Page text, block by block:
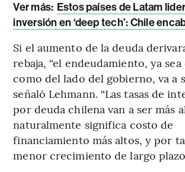
Ver más: Estos países de Latam
inversión en ‘deep tech’: Chile
Si el aumento de la deuda
rebaja, “el endeudamiento, ya
como del lado del gobierno, va a
señaló Lehmann. “Las tasas de
por deuda chilena van a ser más
naturalmente significa costo de
financiamiento más altos, y por
menor crecimiento de largo